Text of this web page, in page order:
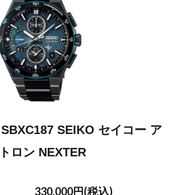
SBXC187 SEIKO セイコー ア
ロン NEXTER
330,000円(税込)